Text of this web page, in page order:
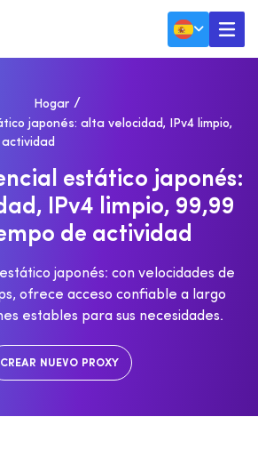
Hogar
japonés: alta velocidad, IPv4 limpio,
actividad
NCIAL ESTÁTICO JAPONÉS:
AD, IPV4 LIMPIO, 99,99
MPO DE ACTIVIDAD
japonés: con velocidades de
ofrece acceso confiable a largo
estables para sus necesidades.
CREAR NUEVO PROXY